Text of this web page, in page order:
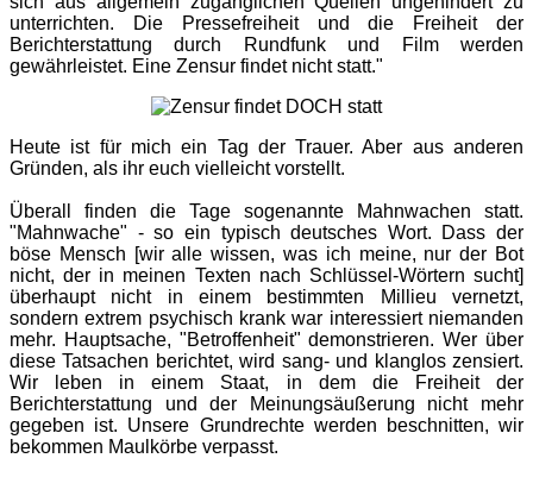
unterrichten. Die Pressefreiheit und die Freiheit der
Berichterstattung durch Rundfunk und Film werden
gewährleistet. Eine Zensur findet nicht statt."
Heute ist für mich ein Tag der Trauer. Aber aus anderen
Gründen, als ihr euch vielleicht vorstellt.
Überall finden die Tage sogenannte Mahnwachen statt.
"Mahnwache" - so ein typisch deutsches Wort. Dass der
böse Mensch [wir alle wissen, was ich meine, nur der Bot
nicht, der in meinen Texten nach Schlüssel-Wörtern sucht]
überhaupt nicht in einem bestimmten Millieu vernetzt,
sondern extrem psychisch krank war interessiert niemanden
mehr. Hauptsache, "Betroffenheit" demonstrieren. Wer über
diese Tatsachen berichtet, wird sang- und klanglos zensiert.
Wir leben in einem Staat, in dem die Freiheit der
Berichterstattung und der Meinungsäußerung nicht mehr
gegeben ist. Unsere Grundrechte werden beschnitten, wir
bekommen Maulkörbe verpasst.